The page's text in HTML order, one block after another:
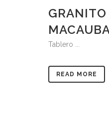
Tablero ...
READ MORE